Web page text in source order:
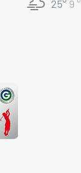
25° 9 °